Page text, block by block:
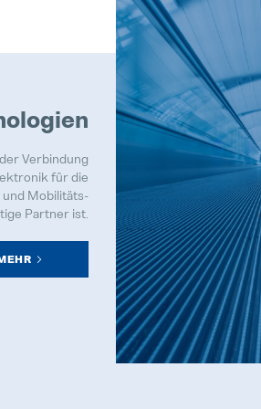
Verbindung
für die
und Mobilitäts-
Partner ist.